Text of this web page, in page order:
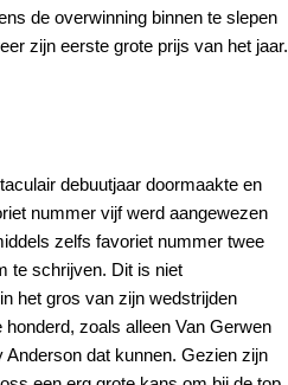
de overwinning binnen te slepen
zijn eerste grote prijs van het jaar.
debuutjaar doormaakte en
nummer vijf werd aangewezen
zelfs favoriet nummer twee
te schrijven. Dit is niet
het gros van zijn wedstrijden
zoals alleen Van Gerwen
dat kunnen. Gezien zijn